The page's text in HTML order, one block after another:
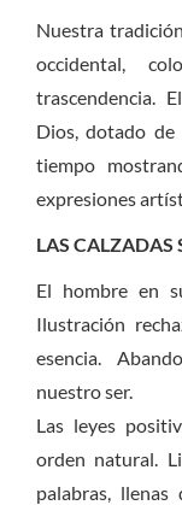
Nuestra
occidental,
trascendencia.
Dios, dotado
tiempo
expresiones
LAS CALZADAS
El hombre en
Ilustración
esencia.
nuestro ser.
Las leyes
orden natural.
palabras,